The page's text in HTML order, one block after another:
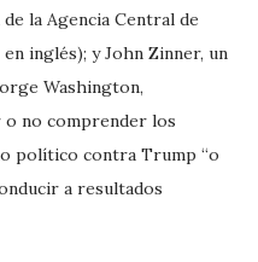
la Agencia Central de
inglés); y John Zinner, un
Washington,
no comprender los
político contra Trump “o
a resultados